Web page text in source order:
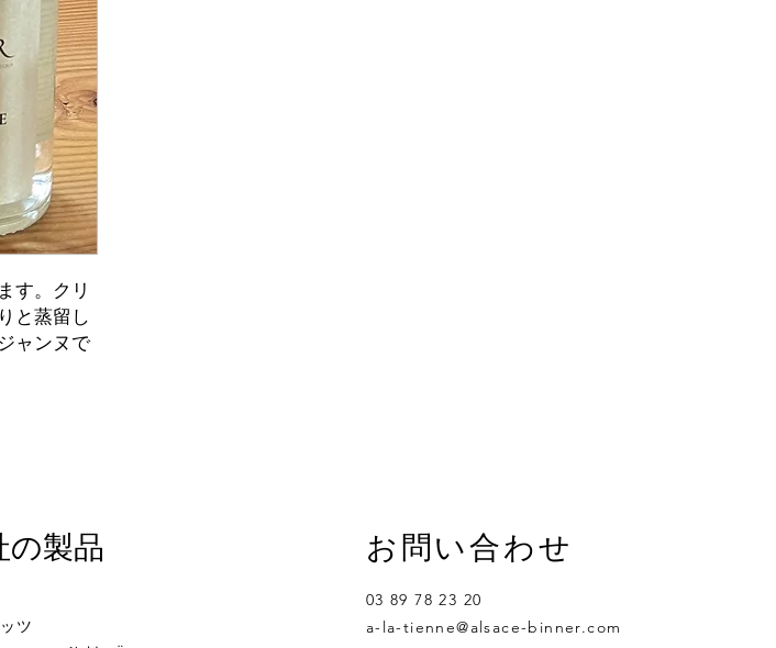
す。クリ
と蒸留し
ャンヌで
の製品
ツ
お問い合わせ
03 89 78 23 20
a-la-tienne@alsace-binner.com